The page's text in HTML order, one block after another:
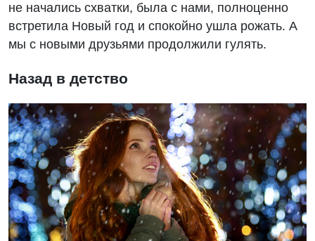
не начались схватки, была с нами, полноценно
встретила Новый год и спокойно ушла рожать. А
мы с новыми друзьями продолжили гулять.
Назад в детство